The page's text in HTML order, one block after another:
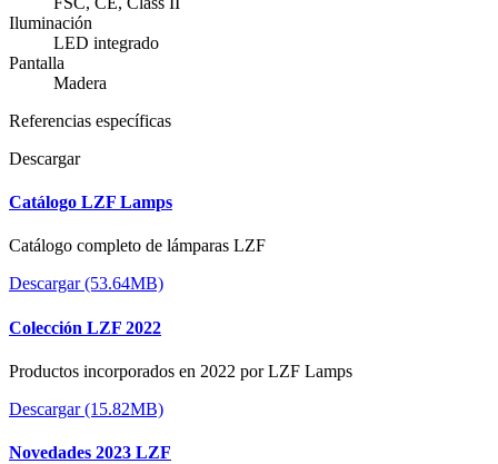
Iluminación
LED integrado
Pantalla
Madera
Referencias específicas
Descargar
Catálogo LZF Lamps
Catálogo completo de lámparas LZF
Descargar (53.64MB)
Colección LZF 2022
Productos incorporados en 2022 por LZF Lamps
Descargar (15.82MB)
Novedades 2023 LZF